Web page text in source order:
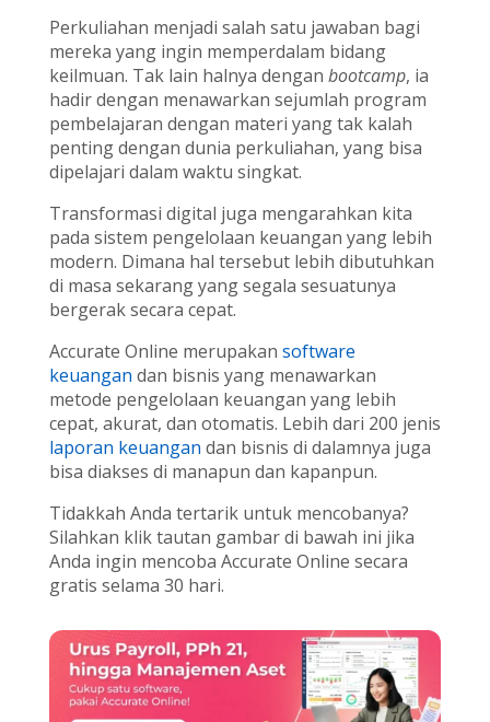
Perkuliahan menjadi salah satu jawaban bagi
mereka yang ingin memperdalam bidang
keilmuan. Tak lain halnya dengan bootcamp, ia
hadir dengan menawarkan sejumlah program
pembelajaran dengan materi yang tak kalah
penting dengan dunia perkuliahan, yang bisa
dipelajari dalam waktu singkat.
Transformasi digital juga mengarahkan kita
pada sistem pengelolaan keuangan yang lebih
modern. Dimana hal tersebut lebih dibutuhkan
di masa sekarang yang segala sesuatunya
bergerak secara cepat.
Accurate Online merupakan software
keuangan dan bisnis yang menawarkan
metode pengelolaan keuangan yang lebih
cepat, akurat, dan otomatis. Lebih dari 200 jenis
laporan keuangan dan bisnis di dalamnya juga
bisa diakses di manapun dan kapanpun.
Tidakkah Anda tertarik untuk mencobanya?
Silahkan klik tautan gambar di bawah ini jika
Anda ingin mencoba Accurate Online secara
gratis selama 30 hari.